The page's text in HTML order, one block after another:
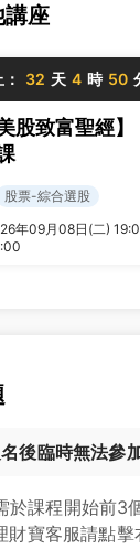
講座
32 天 4 時 50
股致富聖經】
股票-綜合選股
年09月08日(二)
後臨時無法參
於課程開始前3
寶客服請點擊